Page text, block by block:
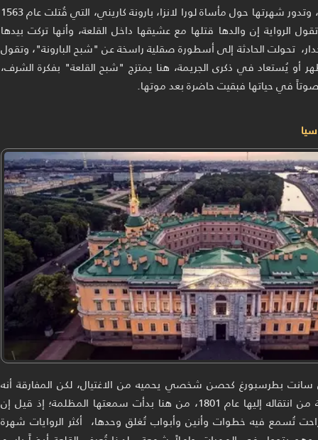
في صقلية، وتدور شهرتها حول مأساة لورا لانزا، بارونة كاريني، التي قُتلت عام 1563
الرواية إن والدها قتلها مع عشيقها داخل القلعة، وأنها تركت بيدها
تحولت الحادثة إلى أسطورة صقلية راسخة عن "شبح البارونة"، وتقول
أو يُستعاد في ذكرى الجريمة، هنا يمتزج "شبح القلعة" بفكرة الشرف،
صوتاً في حياتها فبقيت حاضرة بعد موتها.
سانت بطرسبورغ كحصن شخصي يحميه من الاغتيال، لكن المفارقة أنه
قُتل داخلها بعد أسابيع قليلة من انتقاله إليها عام 1801، من هنا بدأت سمعتها المظلمة؛ إذ قيل إن
تُسمع فيه خطوات وأنين وأبواب تُغلق وحدها، أكثر الروايات شهرة